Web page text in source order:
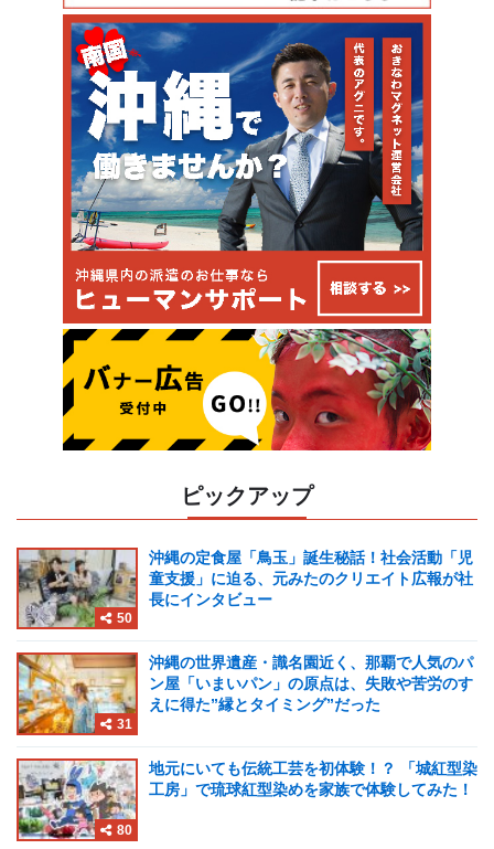
ピックアップ
50
沖縄の定食屋「鳥玉」誕生秘話！社会活動「児
童支援」に迫る、元みたのクリエイト広報が社
長にインタビュー
31
沖縄の世界遺産・識名園近く、那覇で人気のパ
ン屋「いまいパン」の原点は、失敗や苦労のす
えに得た”縁とタイミング”だった
80
地元にいても伝統工芸を初体験！？ 「城紅型染
工房」で琉球紅型染めを家族で体験してみた！